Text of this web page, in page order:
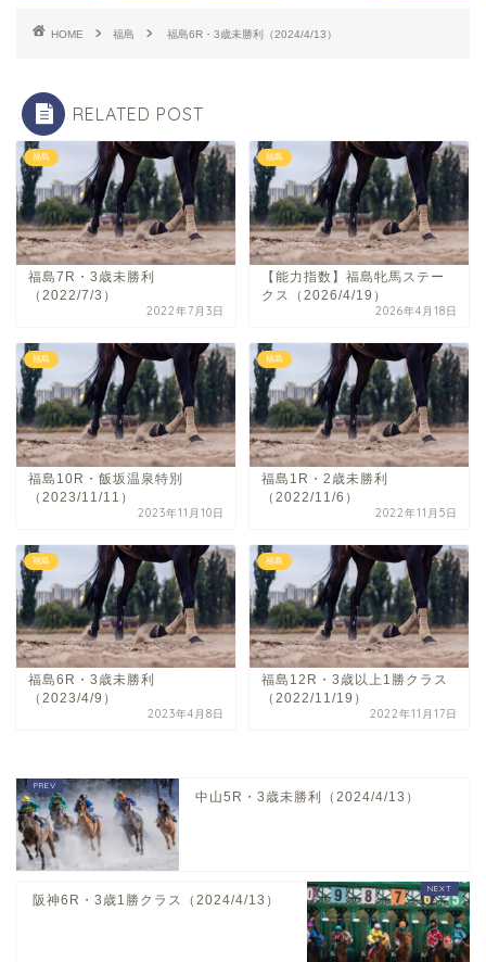
HOME 福島 福島6R・3歳未勝利（2024/4/13）
RELATED POST
福島
福島7R・3歳未勝利
（2022/7/3）
2022年7月3日
福島
【能力指数】福島牝馬ステー
クス（2026/4/19）
2026年4月18日
福島
福島10R・飯坂温泉特別
（2023/11/11）
2023年11月10日
福島
福島1R・2歳未勝利
（2022/11/6）
2022年11月5日
福島
福島6R・3歳未勝利
（2023/4/9）
2023年4月8日
福島
福島12R・3歳以上1勝クラス
（2022/11/19）
2022年11月17日
中山5R・3歳未勝利（2024/4/13）
阪神6R・3歳1勝クラス（2024/4/13）